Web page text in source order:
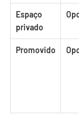
Espaço
privado
Promovido